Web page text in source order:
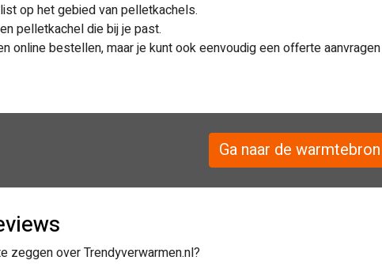
op het gebied van pelletkachels.
pelletkachel die bij je past.
online bestellen, maar je kunt ook eenvoudig een offerte
Ga naar de
zeggen over Trendyverwarmen.nl?